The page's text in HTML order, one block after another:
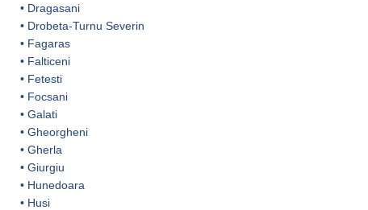
• Dragasani
• Drobeta-Turnu Severin
• Fagaras
• Falticeni
• Fetesti
• Focsani
• Galati
• Gheorgheni
• Gherla
• Giurgiu
• Hunedoara
• Husi